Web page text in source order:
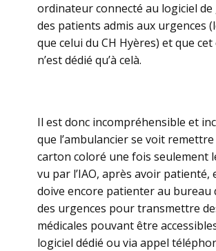
ordinateur connecté au logiciel
des patients admis aux urgences
que celui du CH Hyères) et que
n’est dédié qu’à celà.
Il est donc incompréhensible et
que l’ambulancier se voit
carton coloré une fois seulement
vu par l’IAO, après avoir patienté,
doive encore patienter au bureau
des urgences pour transmettre
médicales pouvant être
logiciel dédié ou via appel